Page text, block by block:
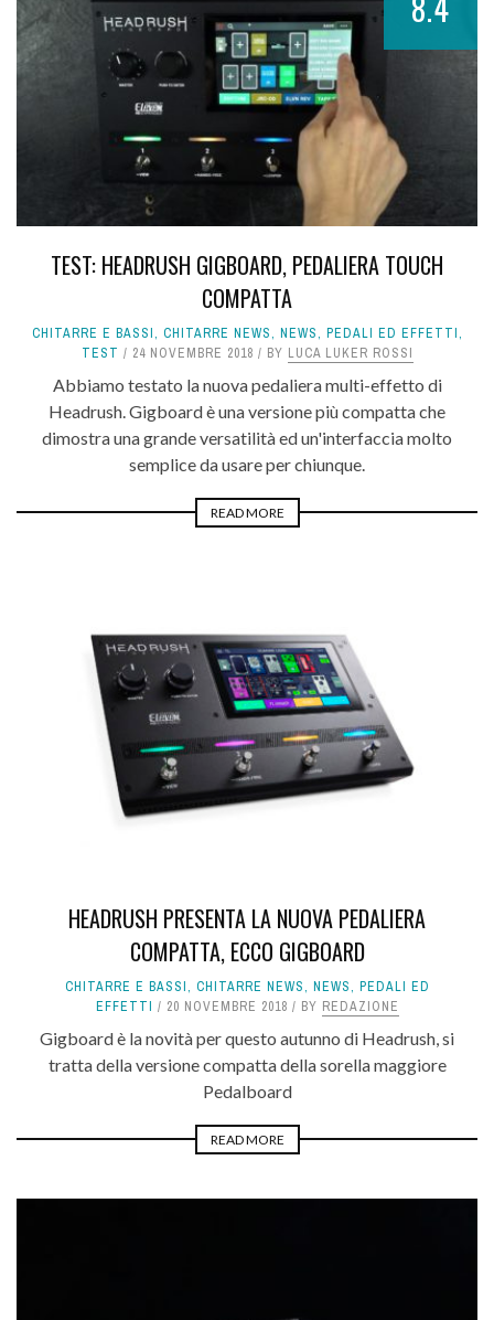
TEST: HEADRUSH GIGBOARD, PEDALIERA TOUCH
COMPATTA
CHITARRE E BASSI, CHITARRE NEWS, NEWS, PEDALI ED EFFETTI,
TEST
24 NOVEMBRE 2018 BY LUCA LUKER ROSSI
Abbiamo testato la nuova pedaliera multi-effetto di
Headrush. Gigboard è una versione più compatta che
dimostra una grande versatilità ed un'interfaccia molto
semplice da usare per chiunque.
READ MORE
HEADRUSH PRESENTA LA NUOVA PEDALIERA
COMPATTA, ECCO GIGBOARD
CHITARRE E BASSI, CHITARRE NEWS, NEWS, PEDALI ED
EFFETTI
20 NOVEMBRE 2018 BY REDAZIONE
Gigboard è la novità per questo autunno di Headrush, si
tratta della versione compatta della sorella maggiore
Pedalboard
READ MORE